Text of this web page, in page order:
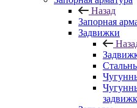
Назад
Запорная
Задвижки